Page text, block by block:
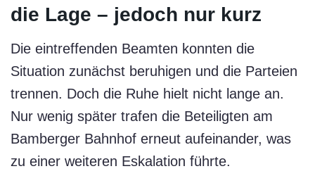
die Lage – jedoch nur kurz
Die eintreffenden Beamten konnten die
Situation zunächst beruhigen und die Parteien
trennen. Doch die Ruhe hielt nicht lange an.
Nur wenig später trafen die Beteiligten am
Bamberger Bahnhof erneut aufeinander, was
zu einer weiteren Eskalation führte.